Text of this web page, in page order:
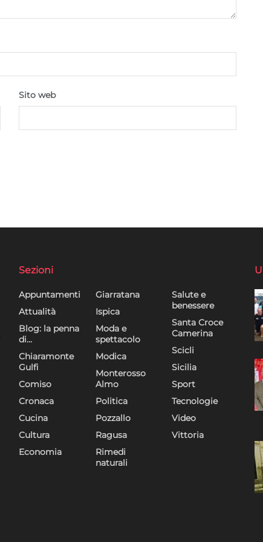
Sito web
Sezioni
Appuntamenti
Attualità
Blog: la penna
di…
Chiaramonte
Gulfi
Comiso
Cronaca
Cucina
Cultura
Economia
Giarratana
Ispica
Moda e
spettacolo
Modica
Monterosso
Almo
Politica
Pozzallo
Ragusa
Rimedi
naturali
Salute e
benessere
Santa Croce
Camerina
Scicli
Sicilia
Sport
Tecnologie
Video
Vittoria